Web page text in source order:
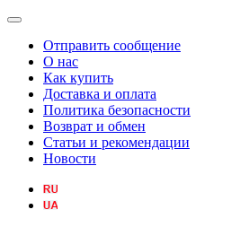
Отправить сообщение
О нас
Как купить
Доставка и оплата
Политика безопасности
Возврат и обмен
Статьи и рекомендации
Новости